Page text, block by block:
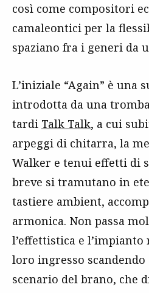
così come compositori
camaleontici per la
spaziano fra i generi da
L’iniziale “Again” è una
introdotta da una
tardi Talk Talk, a cui
arpeggi di chitarra, la
Walker e tenui effetti di
breve si tramutano in
tastiere ambient,
armonica. Non passa
l’effettistica e
loro ingresso scandendo
scenario del brano, che